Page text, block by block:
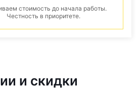
стоимость до начала работы.
Честность в приоритете.
и скидки